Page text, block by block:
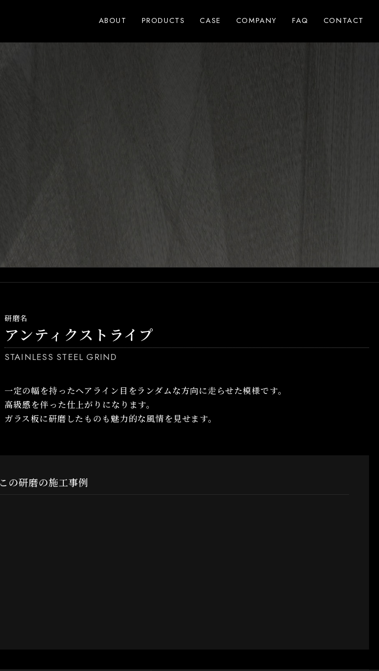
ABOUT PRODUCTS CASE COMPANY FAQ CONTACT
研磨名
アンティクストライプ
STAINLESS STEEL GRIND
一定の幅を持ったヘアライン目をランダムな方向に走らせた模様です。
高級感を伴った仕上がりになります。
ガラス板に研磨したものも魅力的な風情を見せます。
この研磨の施工事例